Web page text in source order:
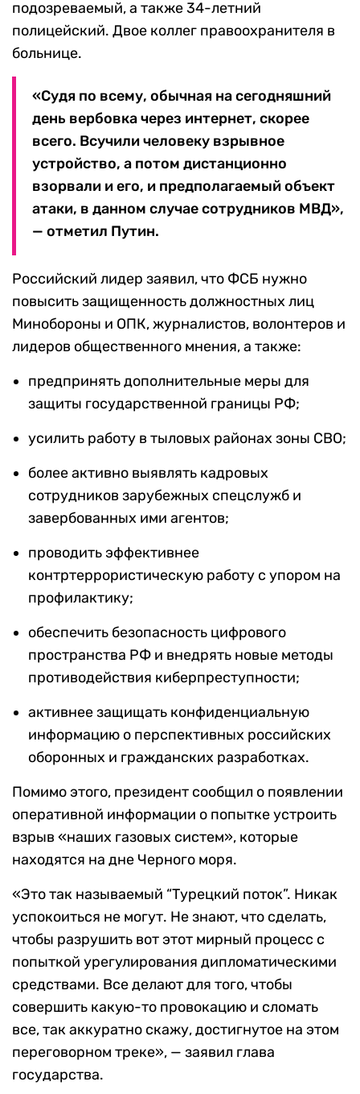
подозреваемый, а также 34-летний
полицейский. Двое коллег правоохранителя в
больнице.
«Судя по всему, обычная на сегодняшний
день вербовка через интернет, скорее
всего. Всучили человеку взрывное
устройство, а потом дистанционно
взорвали и его, и предполагаемый объект
атаки, в данном случае сотрудников МВД»,
— отметил Путин.
Российский лидер заявил, что ФСБ нужно
повысить защищенность должностных лиц
Минобороны и ОПК, журналистов, волонтеров и
лидеров общественного мнения, а также:
предпринять дополнительные меры для
защиты государственной границы РФ;
усилить работу в тыловых районах зоны СВО;
более активно выявлять кадровых
сотрудников зарубежных спецслужб и
завербованных ими агентов;
проводить эффективнее
контртеррористическую работу с упором на
профилактику;
обеспечить безопасность цифрового
пространства РФ и внедрять новые методы
противодействия киберпреступности;
активнее защищать конфиденциальную
информацию о перспективных российских
оборонных и гражданских разработках.
Помимо этого, президент сообщил о появлении
оперативной информации о попытке устроить
взрыв «наших газовых систем», которые
находятся на дне Черного моря.
«Это так называемый “Турецкий поток”. Никак
успокоиться не могут. Не знают, что сделать,
чтобы разрушить вот этот мирный процесс с
попыткой урегулирования дипломатическими
средствами. Все делают для того, чтобы
совершить какую-то провокацию и сломать
все, так аккуратно скажу, достигнутое на этом
переговорном треке», — заявил глава
государства.